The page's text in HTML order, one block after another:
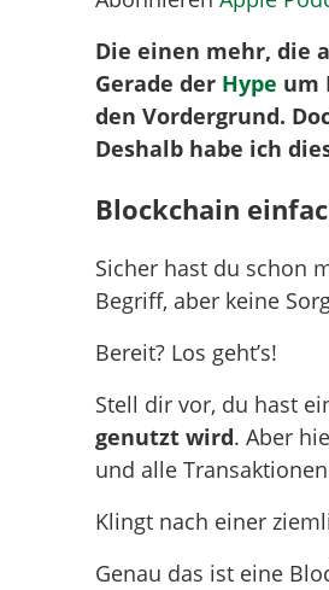
Die einen mehr, die
Gerade der Hype um
den Vordergrund.
Deshalb habe ich
Blockchain
Sicher hast du schon
Begriff, aber keine
Bereit? Los geht’s!
Stell dir vor, du hast
genutzt wird. Aber
und alle
Klingt nach einer
Genau das ist eine